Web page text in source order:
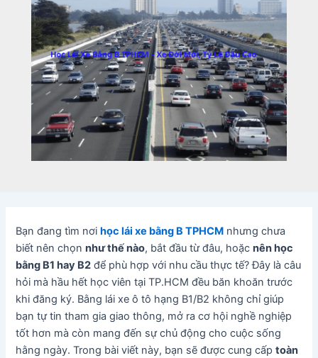
Bạn đang tìm nơi học lái xe bằng B TPHCM nhưng chưa
biết nên chọnnhư thế nào, bắt đầu từ đâu, hoặcnên học
bằng B1 hay B2 để phù hợp với nhu cầu thực tế? Đây là câu
hỏi mà hầu hết học viên tại TP.HCM đều băn khoăn trước
khi đăng ký. Bằng lái xe ô tô hạng B1/B2 không chỉ giúp
bạn tự tin tham gia giao thông, mở ra cơ hội nghề nghiệp
tốt hơn mà còn mang đến sự chủ động cho cuộc sống
hằng ngày. Trong bài viết này, bạn sẽ được cung cấptoàn